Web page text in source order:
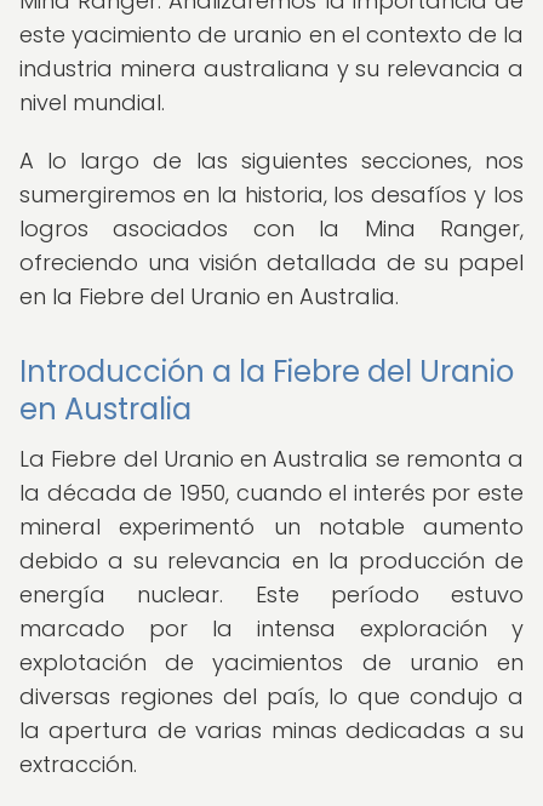
este yacimiento de uranio en el contexto de la
industria minera australiana y su relevancia a
nivel mundial.
A lo largo de las siguientes secciones, nos
sumergiremos en la historia, los desafíos y los
logros asociados con la Mina Ranger,
ofreciendo una visión detallada de su papel
en la Fiebre del Uranio en Australia.
Introducción a la Fiebre del Uranio
en Australia
La Fiebre del Uranio en Australia se remonta a
la década de 1950, cuando el interés por este
mineral experimentó un notable aumento
debido a su relevancia en la producción de
energía nuclear. Este período estuvo
marcado por la intensa exploración y
explotación de yacimientos de uranio en
diversas regiones del país, lo que condujo a
la apertura de varias minas dedicadas a su
extracción.